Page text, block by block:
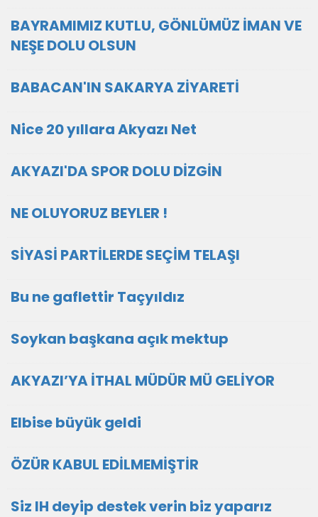
BAYRAMIMIZ KUTLU, GÖNLÜMÜZ İMAN VE
NEŞE DOLU OLSUN
BABACAN'IN SAKARYA ZİYARETİ
Nice 20 yıllara Akyazı Net
AKYAZI'DA SPOR DOLU DİZGİN
NE OLUYORUZ BEYLER !
SİYASİ PARTİLERDE SEÇİM TELAŞI
Bu ne gaflettir Taçyıldız
Soykan başkana açık mektup
AKYAZI’YA İTHAL MÜDÜR MÜ GELİYOR
Elbise büyük geldi
ÖZÜR KABUL EDİLMEMİŞTİR
Siz IH deyip destek verin biz yaparız